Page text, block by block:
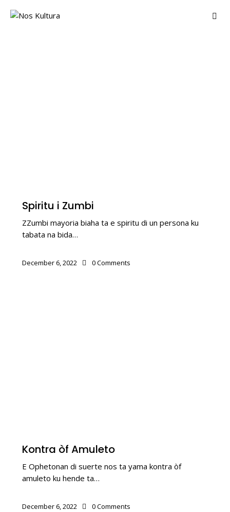
Spiritu i Zumbi
ZZumbi mayoria biaha ta e spiritu di un persona ku
tabata na bida…
December 6, 2022 0 Comments
Kontra òf Amuleto
E Ophetonan di suerte nos ta yama kontra òf
amuleto ku hende ta…
December 6, 2022 0 Comments